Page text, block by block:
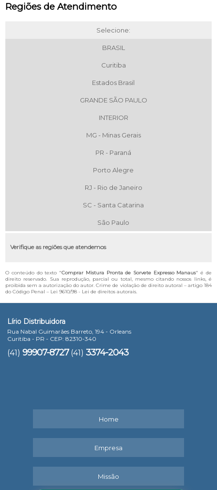
Regiões de Atendimento
Selecione:
BRASIL
Curitiba
Estados Brasil
GRANDE SÃO PAULO
INTERIOR
MG - Minas Gerais
PR - Paraná
Porto Alegre
RJ - Rio de Janeiro
SC - Santa Catarina
São Paulo
Verifique as regiões que atendemos
O conteúdo do texto "Comprar Mistura Pronta de Sorvete Expresso Manaus" é de
direito reservado. Sua reprodução, parcial ou total, mesmo citando nossos links, é
proibida sem a autorização do autor. Crime de violação de direito autoral – artigo 184
do Código Penal – Lei 9610/98 - Lei de direitos autorais.
Lírio Distribuidora
Rua Nabal Guimarães Barreto, 194 - Orleans
Curitiba - PR - CEP: 82310-340
(41) 99907-8727 (41) 3374-2043
Home
Empresa
Missão